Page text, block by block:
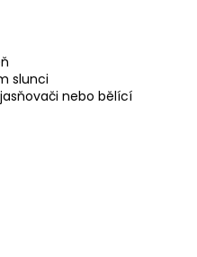
slunci
nebo bělící